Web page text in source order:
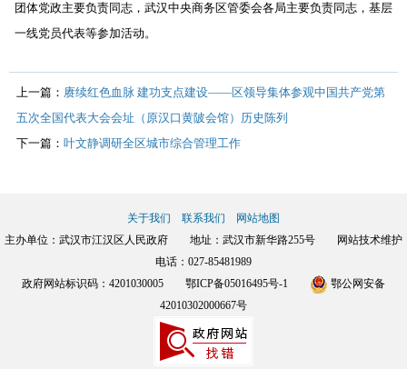
团体党政主要负责同志，武汉中央商务区管委会各局主要负责同志，基层
一线党员代表等参加活动。
上一篇： 赓续红色血脉 建功支点建设——区领导集体参观中国共产党第
五次全国代表大会会址（原汉口黄陂会馆）历史陈列
下一篇： 叶文静调研全区城市综合管理工作
关于我们 联系我们
网站地图
主办单位：武汉市江汉区人民政府 地址：武汉市新华路255号 网站技术维护
电话：027-85481989
政府网站标识码：4201030005 鄂ICP备05016495号-1
鄂公网安备
42010302000667号